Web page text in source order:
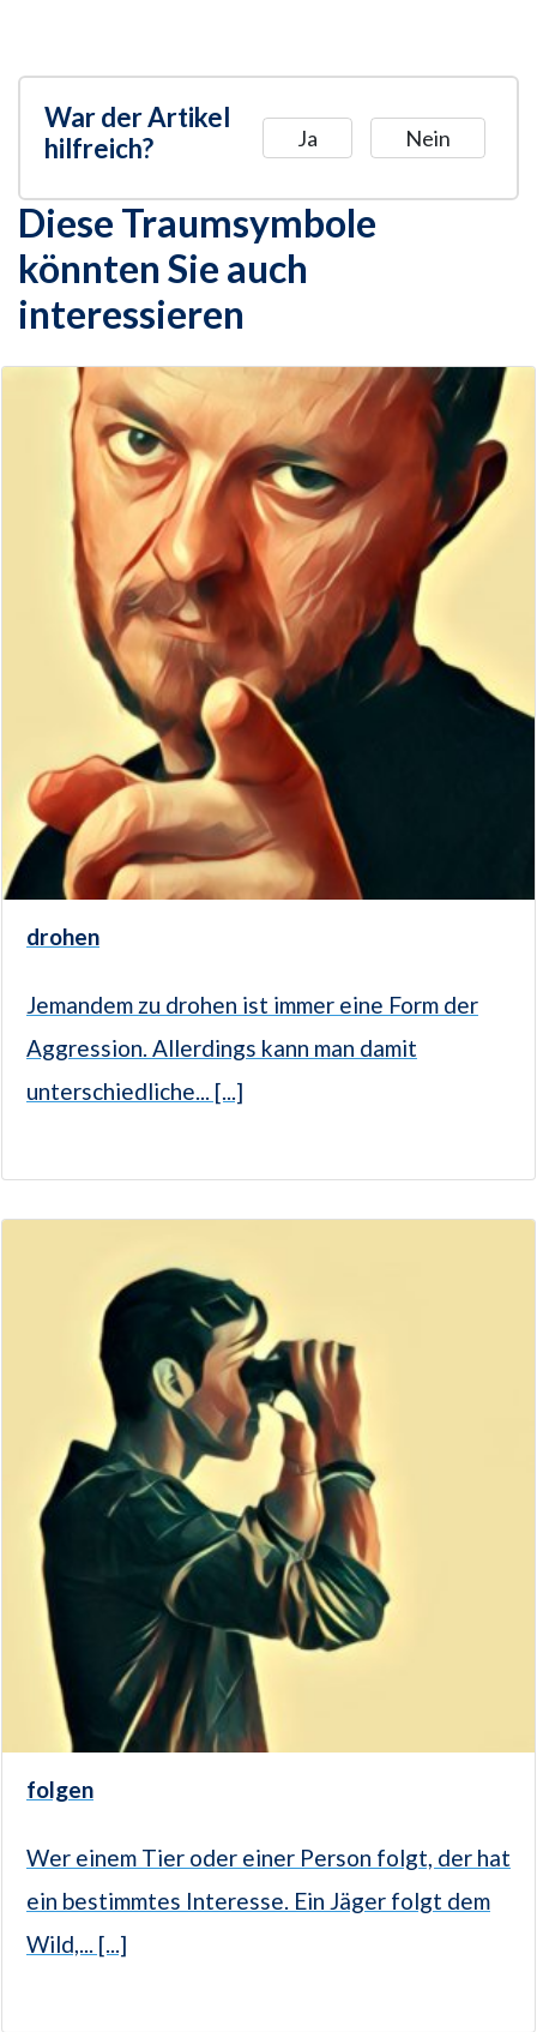
War der Artikel
hilfreich?
Ja Nein
Diese Traumsymbole
könnten Sie auch
interessieren
drohen
Jemandem zu drohen ist immer eine Form der
Aggression. Allerdings kann man damit
unterschiedliche... [...]
folgen
Wer einem Tier oder einer Person folgt, der hat
ein bestimmtes Interesse. Ein Jäger folgt dem
Wild,... [...]